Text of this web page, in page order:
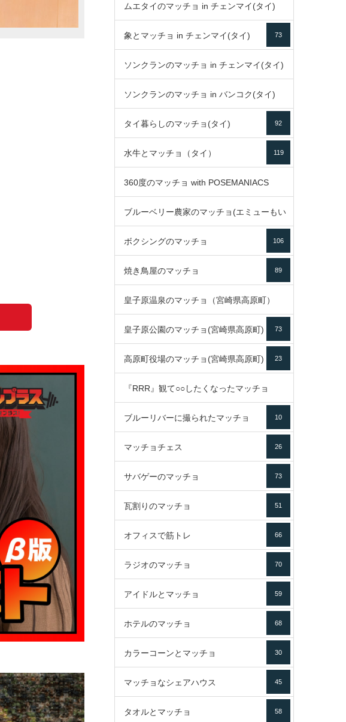
イ)
ムエタイのマッチョ in チェンマイ(タイ)
79
象とマッチョ in チェンマイ(タイ) 73
ソンクランのマッチョ in チェンマイ(タイ)
ソンクランのマッチョ in バンコク(タイ)
85
タイ暮らしのマッチョ(タイ) 92
水牛とマッチョ（タイ） 119
360度のマッチョ with POSEMANIACS
49
ブルーベリー農家のマッチョ(エミューもい
るよ) 72
ボクシングのマッチョ 106
焼き鳥屋のマッチョ 89
皇子原温泉のマッチョ（宮崎県高原町）
133
皇子原公園のマッチョ(宮崎県高原町) 73
高原町役場のマッチョ(宮崎県高原町) 23
『RRR』観て○○したくなったマッチョ
16
ブルーリバーに撮られたマッチョ 10
マッチョチェス 26
サバゲーのマッチョ 73
瓦割りのマッチョ 51
オフィスで筋トレ 66
ラジオのマッチョ 70
アイドルとマッチョ 59
ホテルのマッチョ 68
カラーコーンとマッチョ 30
マッチョなシェアハウス 45
タオルとマッチョ 58